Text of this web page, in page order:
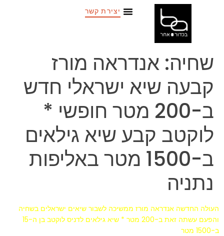
יצירת קשר
שחיה: אנדראה מורז
קבעה שיא ישראלי חדש
ב-200 מטר חופשי *
לוקטב קבע שיא גילאים
ב-1500 מטר באליפות
נתניה
העולה החדשה אנדראה מורז ממשיכה לשבור שיאים ישראלים בשחיה
והפעם עשתה זאת ב-200 מטר * שיא גילאים לדניס לוקטב בן ה-15
ב-1500 מטר